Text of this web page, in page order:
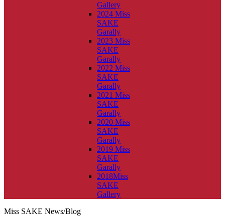
Gallery
2024 Miss
SAKE
Garally
2023 Miss
SAKE
Garally
2022 Miss
SAKE
Garally
2021 Miss
SAKE
Garally
2020 Miss
SAKE
Garally
2019 Miss
SAKE
Garally
2018Miss
SAKE
Gallery
Miss SAKE News/Blog